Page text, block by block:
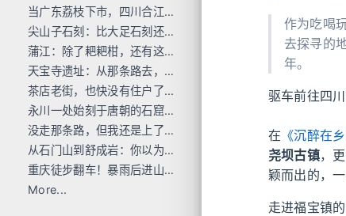
当广东荔枝下市，四川合江的才刚红透
尖山子石刻：比大足石刻还早300年
蒲江：除了耙耙柑，还有这么多唐宋石刻
天宝寺遗址：从那条路去，过这座桥来
茶店老街，也快没有住户了...
永川一处始刻于唐朝的石窟，人不多 值得去
没走那条路，但我还是上了巴岳山
从石门山到舒成岩：你以为去过宝顶山就是全部的大足石刻了吗？
重庆徒步翻车！暴雨后进山，差点栽在这座小山里
More...
作为吃喝
去探寻的
年。
驱车前往四
在 《沉醉在
尧坝古镇，
颖而出的，
走进福宝镇的